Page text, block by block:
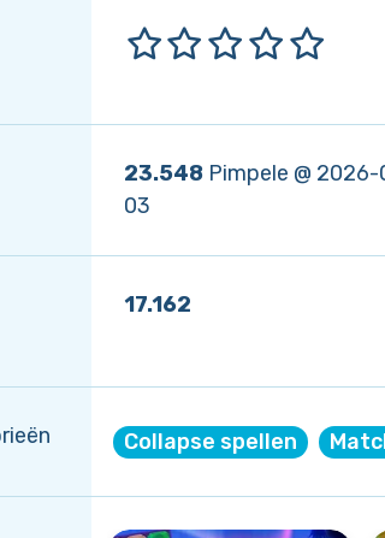
23.548Pimpele @ 2026-
03
17.162
Collapse spellen